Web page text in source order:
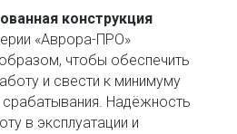
конструкция
«Аврора-ПРО»
чтобы обеспечить
и свести к минимуму
Надёжность
в эксплуатации и